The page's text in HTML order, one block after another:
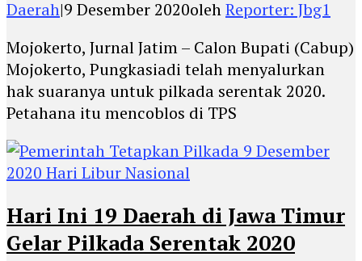
Daerah|9 Desember 2020olehReporter: Jbg1
Mojokerto, Jurnal Jatim – Calon Bupati (Cabup)
Mojokerto, Pungkasiadi telah menyalurkan
hak suaranya untuk pilkada serentak 2020.
Petahana itu mencoblos di TPS
Hari Ini 19 Daerah di Jawa Timur
Gelar Pilkada Serentak 2020